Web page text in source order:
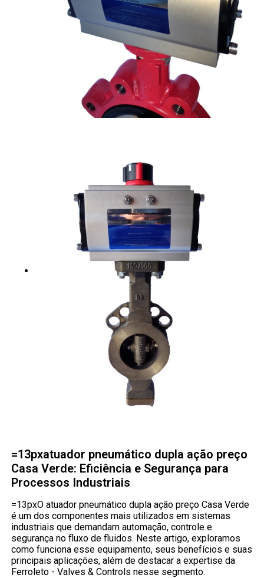
=13pxatuador pneumático dupla ação preço
Casa Verde: Eficiência e Segurança para
Processos Industriais
=13pxO atuador pneumático dupla ação preço Casa Verde
é um dos componentes mais utilizados em sistemas
industriais que demandam automação, controle e
segurança no fluxo de fluidos. Neste artigo, exploramos
como funciona esse equipamento, seus benefícios e suas
principais aplicações, além de destacar a expertise da
Ferroleto - Valves & Controls nesse segmento.